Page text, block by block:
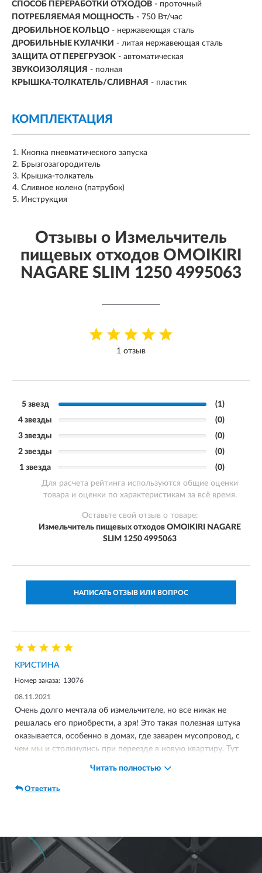
СПОСОБ ПЕРЕРАБОТКИ ОТХОДОВ - проточный
ПОТРЕБЛЯЕМАЯ МОЩНОСТЬ - 750 Вт/час
ДРОБИЛЬНОЕ КОЛЬЦО - нержавеющая сталь
ДРОБИЛЬНЫЕ КУЛАЧКИ - литая нержавеющая сталь
ЗАЩИТА ОТ ПЕРЕГРУЗОК - автоматическая
ЗВУКОИЗОЛЯЦИЯ - полная
КРЫШКА-ТОЛКАТЕЛЬ/СЛИВНАЯ - пластик
КОМПЛЕКТАЦИЯ
Кнопка пневматического запуска
Брызгозагородитель
Крышка-толкатель
Сливное колено (патрубок)
Инструкция
Отзывы о Измельчитель
пищевых отходов OMOIKIRI
NAGARE SLIM 1250 4995063
1 отзыв
5 звезд
(1)
4 звезды
(0)
3 звезды
(0)
2 звезды
(0)
1 звезда
(0)
Для расчета рейтинга используются общие оценки
товара и оценки по характеристикам за всё время.
Оставьте свой отзыв о товаре:
Измельчитель пищевых отходов OMOIKIRI NAGARE
SLIM 1250 4995063
НАПИСАТЬ ОТЗЫВ ИЛИ ВОПРОС
КРИСТИНА
Номер заказа: 13076
08.11.2021
Очень долго мечтала об измельчителе, но все никак не
решалась его приобрести, а зря! Это такая полезная штука
оказывается, особенно в домах, где заварен мусопровод, с
чем мы и столкнулись при переезде в новую квартиру. Тут
да.. именно, совершенно никакого запаха! Я в полнейшем
Читать полностью
Ответить